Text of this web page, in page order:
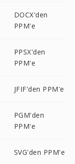
DOCX'den
PPM'e
PPSX'den
PPM'e
JFIF'den PPM'e
PGM'den
PPM'e
SVG'den PPM'e